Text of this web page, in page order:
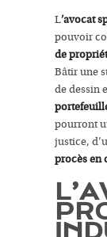
L’avocat
pouvoir
de
Bâtir une
de dessin
pourront
justice,
procès en